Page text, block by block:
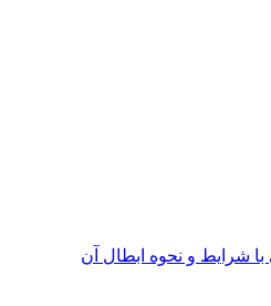
شرایط و نحوه ابطال آن